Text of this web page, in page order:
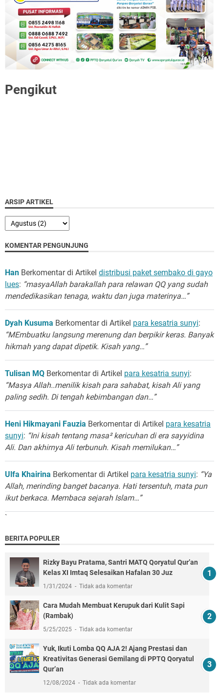
Pengikut
ARSIP ARTIKEL
KOMENTAR PENGUNJUNG
Han Berkomentar di Artikel distribusi paket sembako di gayo
lues: “masyaAllah barakallah para relawan QQ yang sudah
mendedikasikan tenaga, waktu dan juga materinya…”
Dyah Kusuma Berkomentar di Artikel para kesatria sunyi:
“MEmbuatku langsung merenung dan berpikir keras. Banyak
hikmah yang dapat dipetik. Kisah yang…”
Tulisan MQ Berkomentar di Artikel para kesatria sunyi:
“Masya Allah..menilik kisah para sahabat, kisah Ali yang
paling sedih. Di tengah kebimbangan dan…”
Heni Hikmayani Fauzia Berkomentar di Artikel para kesatria
sunyi: “Ini kisah tentang masa² kericuhan di era sayyidina
Ali. Dan akhirnya Ali terbunuh. Kisah memilukan…”
Ulfa Khairina Berkomentar di Artikel para kesatria sunyi: “Ya
Allah, merinding banget bacanya. Hati tersentuh, mata pun
ikut berkaca. Membaca sejarah Islam…”
`
BERITA POPULER
Rizky Bayu Pratama, Santri MATQ Qoryatul Qur’an
Kelas XI Imtaq Selesaikan Hafalan 30 Juz
1/31/2024 Tidak ada komentar
Cara Mudah Membuat Kerupuk dari Kulit Sapi
(Rambak)
5/25/2025 Tidak ada komentar
Yuk, Ikuti Lomba QQ AJA 2! Ajang Prestasi dan
Kreativitas Generasi Gemilang di PPTQ Qoryatul
Qur’an
12/08/2024 Tidak ada komentar